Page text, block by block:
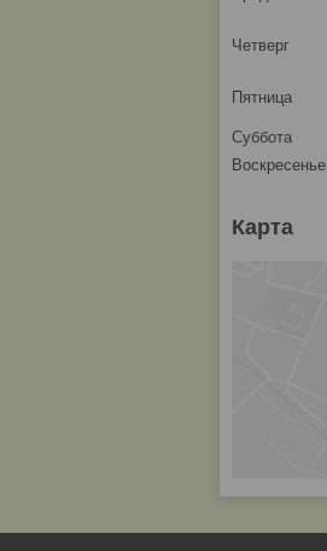
Четверг
Пятница
Суббота
Воскресенье
Карта